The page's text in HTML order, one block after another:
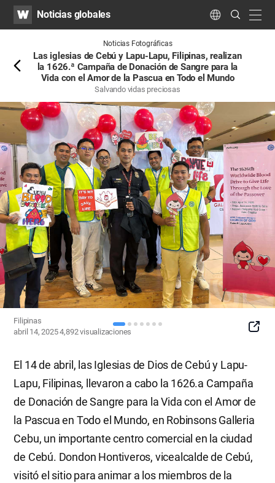
WATVNoticias globales Language
Search
Submit
Noticias Fotográficas
Las iglesias de Cebú y Lapu-Lapu, Filipinas, realizan
la 1626.ª Campaña de Donación de Sangre para la
Vida con el Amor de la Pascua en Todo el Mundo
Salvando vidas preciosas
Filipinas
abril 14, 20254,892visualizaciones
SNS
El 14 de abril, las Iglesias de Dios de Cebú y Lapu-
Lapu, Filipinas, llevaron a cabo la 1626.a Campaña
de Donación de Sangre para la Vida con el Amor de
la Pascua en Todo el Mundo, en Robinsons Galleria
Cebu, un importante centro comercial en la ciudad
de Cebú. Dondon Hontiveros, vicealcalde de Cebú,
visitó el sitio para animar a los miembros de la